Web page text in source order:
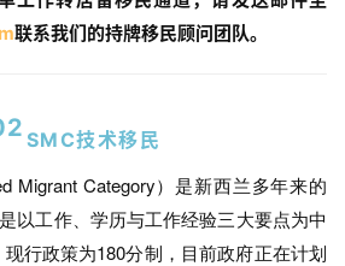
联系我们的持牌移民顾问团队。
SMC技术移民
Migrant Category）是新西兰多年来的
以工作、学历与工作经验三大要点为中
行政策为180分制，目前政府正在计划